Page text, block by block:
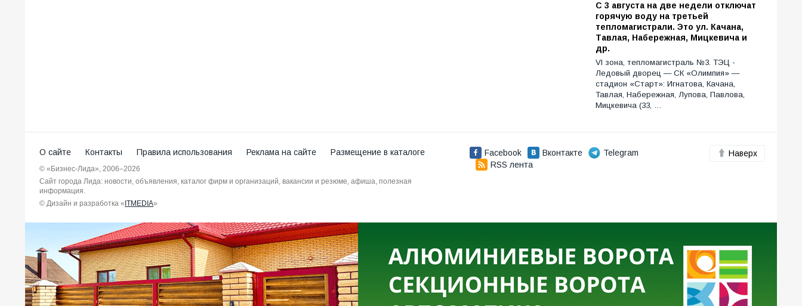
С 3 августа на две недели отключат
горячую воду на третьей
тепломагистрали. Это ул. Качана,
Тавлая, Набережная, Мицкевича и
др.
VI зона, тепломагистраль №3. ТЭЦ -
Ледовый дворец — СК «Олимпия» —
стадион «Старт»: Игнатова, Качана,
Тавлая, Набережная, Лупова, Павлова,
Мицкевича (33, …
О сайте Контакты Правила использования Реклама на сайте Размещение в каталоге
© «Бизнес-Лида», 2006–2026
Сайт города Лида: новости, объявления, каталог фирм и организаций, вакансии и резюме, афиша, полезная
информация.
© Дизайн и разработка « ITMEDIA»
Facebook Вконтакте
Telegram
RSS лента
Наверх